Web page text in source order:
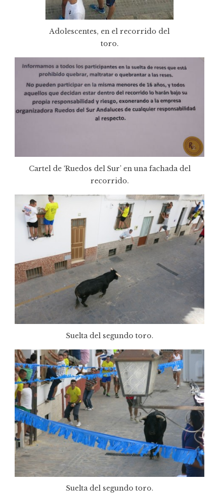
Adolescentes, en el recorrido del
toro.
Cartel de ‘Ruedos del Sur’ en una fachada del
recorrido.
Suelta del segundo toro.
Suelta del segundo toro.